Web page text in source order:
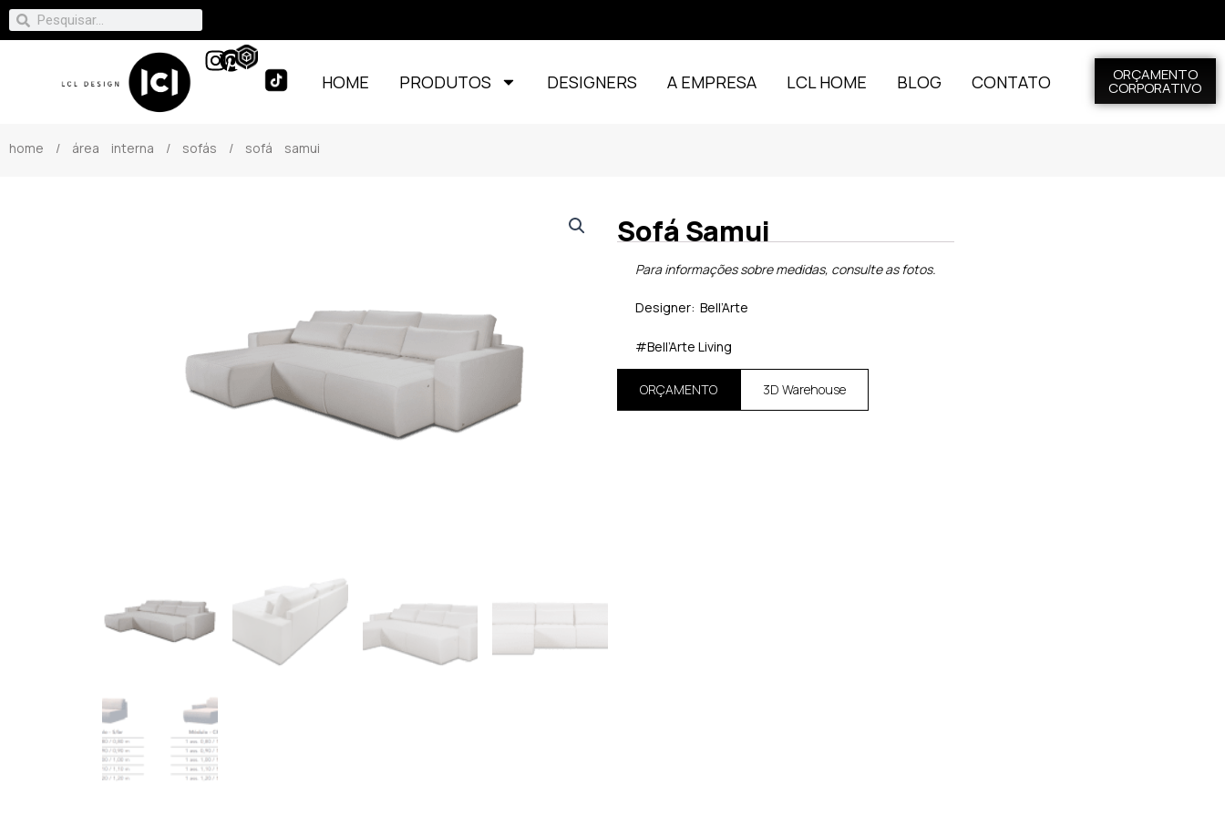
HOME PRODUTOS DESIGNERS A EMPRESA LCL HOME BLOG CONTATO ORÇAMENTO
CORPORATIVO
home / área interna / sofás / sofá samui
Sofá Samui
Para informações sobre medidas, consulte as fotos.
Designer: Bell’Arte
#Bell’Arte Living
ORÇAMENTO 3D Warehouse